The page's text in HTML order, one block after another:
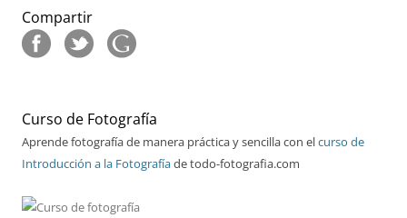
Compartir
Curso de Fotografía
Aprende fotografía de manera práctica y sencilla con elcurso de
Introducción a la Fotografíade todo-fotografia.com